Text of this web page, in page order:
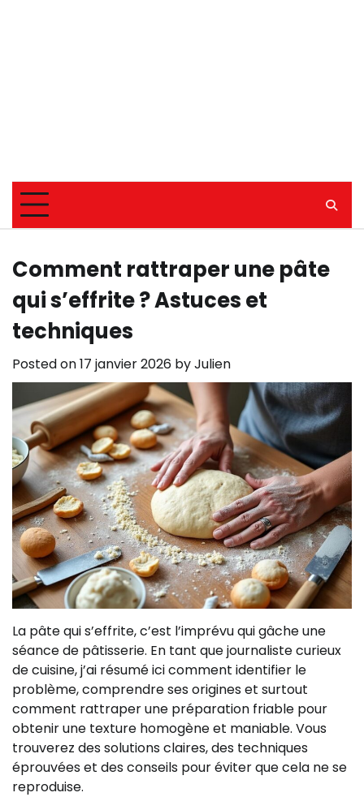
Comment rattraper une pâte
qui s’effrite ? Astuces et
techniques
Posted on17 janvier 2026 byJulien
La pâte qui s’effrite, c’est l’imprévu qui gâche une
séance de pâtisserie. En tant que journaliste curieux
de cuisine, j’ai résumé ici comment identifier le
problème, comprendre ses origines et surtout
comment rattraper une préparation friable pour
obtenir une texture homogène et maniable. Vous
trouverez des solutions claires, des techniques
éprouvées et des conseils pour éviter que cela ne se
reproduise.